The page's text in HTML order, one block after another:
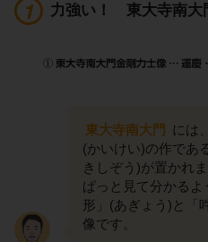
力強い！ 東大寺南大
東大寺南大門 には、
(かいけい)の作であ
きしぞう)が置かれま
ぱっと見て分かる
形」(あぎょう)と「
像です。